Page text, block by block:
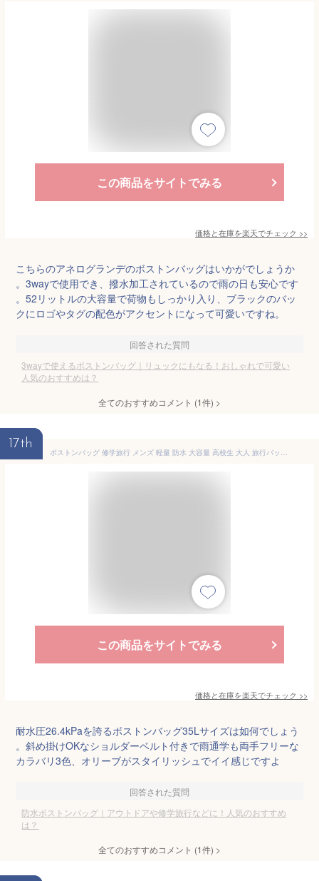
この商品をサイトでみる
価格と在庫を楽天でチェック >>
こちらのアネログランデのボストンバッグはいかがでしょうか
。3wayで使用でき、撥水加工されているので雨の日も安心です
。52リットルの大容量で荷物もしっかり入り、ブラックのバッ
クにロゴやタグの配色がアクセントになって可愛いですね。
回答された質問
3wayで使えるボストンバッグ｜リュックにもなる！おしゃれで可愛い
人気のおすすめは？
全てのおすすめコメント (1件) >
17th
ボストンバッグ 修学旅行 メンズ 軽量 防水 大容量 高校生 大人 旅行バッグ ショルダーバッグ 斜めがけ 丈夫 2way 35L 2泊3日 ゴルフ スポーツ ジム 黒 ブラック ネイビー カーキ 旅行カバン アウトドア 出張 ビジネス 男性 父の日 リフレクター 9141 FORECAST カジメイク
この商品をサイトでみる
価格と在庫を楽天でチェック >>
耐水圧26.4kPaを誇るボストンバッグ35Lサイズは如何でしょう
。斜め掛けOKなショルダーベルト付きで雨通学も両手フリーな
カラバリ3色、オリーブがスタイリッシュでイイ感じですよ
回答された質問
防水ボストンバッグ｜アウトドアや修学旅行などに！人気のおすすめ
は？
全てのおすすめコメント (1件) >